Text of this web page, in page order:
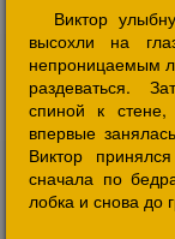
Виктор
высохли на
непроницаемым
раздеваться.
спиной к
впервые
Виктор
сначала по
лобка и снова до